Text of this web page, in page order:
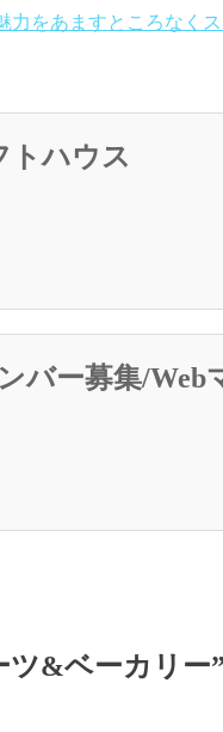
をあますところなく
トハウス
バー募集/
&ベーカリー